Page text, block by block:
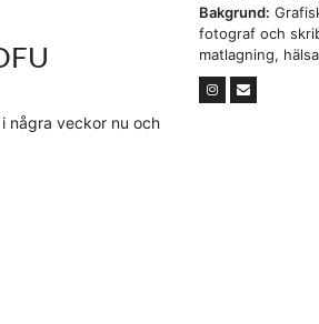
några veckor nu och
Bakgrund:
fotograf och
matlagning,